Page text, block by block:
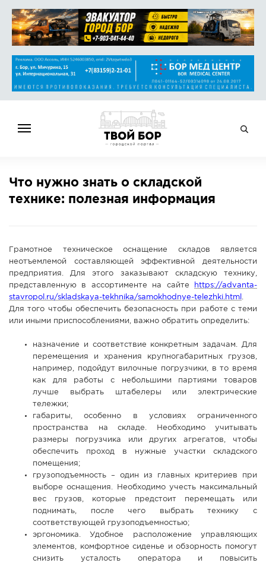
НОВОСТИ
СПРАВОЧНИК
АФИША
КАМЕРЫ
КОНКУРСЫ
ГОЛОСОВАНИЯ
ПРЕДЛОЖИТЬ НОВОСТЬ
ФОТО
Что нужно знать о складской
технике: полезная информация
Грамотное техническое оснащение складов является
неотъемлемой составляющей эффективной деятельности
предприятия. Для этого заказывают складскую технику,
представленную в ассортименте на сайте
https://advanta-
stavropol.ru/skladskaya-tekhnika/samokhodnye-telezhki.html .
Для того чтобы обеспечить безопасность при работе с теми
или иными приспособлениями, важно обратить определить:
назначение и соответствие конкретным задачам. Для
перемещения и хранения крупногабаритных грузов,
например, подойдут вилочные погрузчики, в то время
как для работы с небольшими партиями товаров
лучше выбрать штабелеры или электрические
тележки;
габариты, особенно в условиях ограниченного
пространства на складе. Необходимо учитывать
размеры погрузчика или других агрегатов, чтобы
обеспечить проход в нужные участки складского
помещения;
грузоподъемность – один из главных критериев при
выборе оснащения. Необходимо учесть максимальный
вес грузов, которые предстоит перемещать или
поднимать, после чего выбрать технику с
соответствующей грузоподъемностью;
эргономика. Удобное расположение управляющих
элементов, комфортное сиденье и обзорность помогут
снизить усталость оператора и повысить